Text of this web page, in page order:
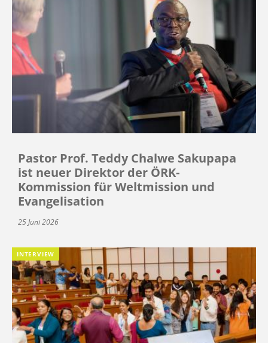
Pastor Prof. Teddy Chalwe Sakupapa
ist neuer Direktor der ÖRK-
Kommission für Weltmission und
Evangelisation
25 Juni 2026
INTERVIEW